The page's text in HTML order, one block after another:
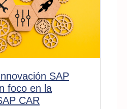
SAP
foco en la
CAR